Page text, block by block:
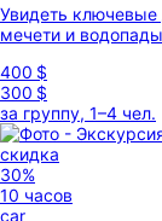
Увидеть ключевые
мечети и
400 $
300 $
за группу, 1–4 чел.
скидка
30%
10 часов
car